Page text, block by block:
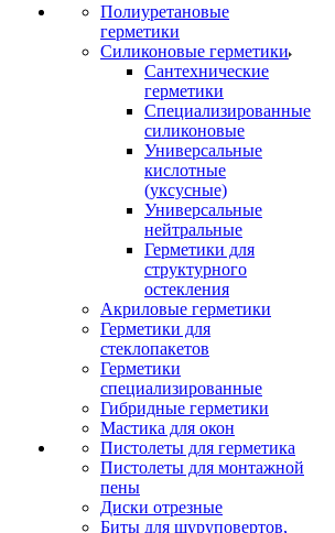
Полиуретановые
герметики
Силиконовые герметики
Сантехнические
герметики
Специализированные
силиконовые
Универсальные
кислотные
(уксусные)
Универсальные
нейтральные
Герметики для
структурного
остекления
Акриловые герметики
Герметики для
стеклопакетов
Герметики
специализированные
Гибридные герметики
Мастика для окон
Пистолеты для герметика
Пистолеты для монтажной
пены
Диски отрезные
Биты для шуруповертов,